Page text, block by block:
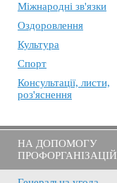
Міжнародні зв'язки
Оздоровлення
Культура
Спорт
Консультації, листи,
роз'яснення
НА ДОПОМОГУ
ПРОФОРГАНІЗАЦІЙ